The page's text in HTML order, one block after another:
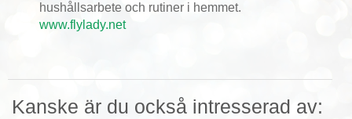
hushållsarbete och rutiner i hemmet.
www.flylady.net
Kanske är du också intresserad av: